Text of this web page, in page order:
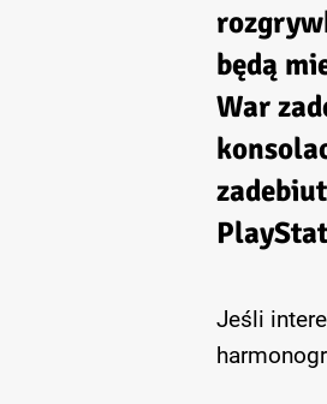
będą
War
Jeśli